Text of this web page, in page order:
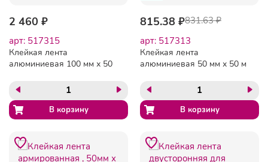
2 460 ₽
арт: 517315
Клейкая лента
алюминиевая 100 мм х 50
815.38 ₽831.63 ₽
арт: 517313
Клейкая лента
алюминиевая 50 мм х 50 м